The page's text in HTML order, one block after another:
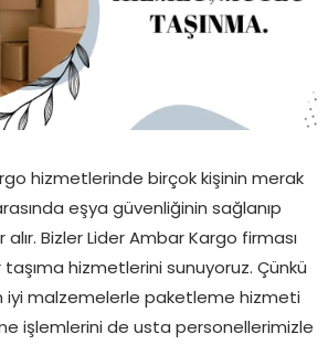
hizmetlerinde birçok kişinin merak
eşya güvenliğinin sağlanıp
alır. Bizler Lider Ambar Kargo firması
hizmetlerini sunuyoruz. Çünkü
iyi malzemelerle paketleme hizmeti
işlemlerini de usta personellerimizle